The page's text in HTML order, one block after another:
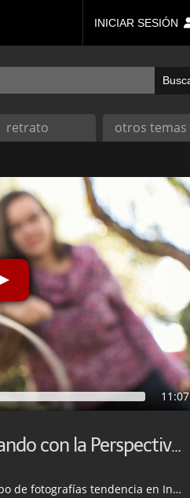
INICIAR SESIÓN
retrato otros temas
11:07
Fotografía Creativa: Jugando con la Perspectiva y la Alta Velocidad
fotografías tendencia en Instagram